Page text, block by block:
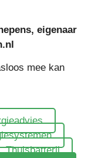
eigenaar
mee kan
Thuisbatterij